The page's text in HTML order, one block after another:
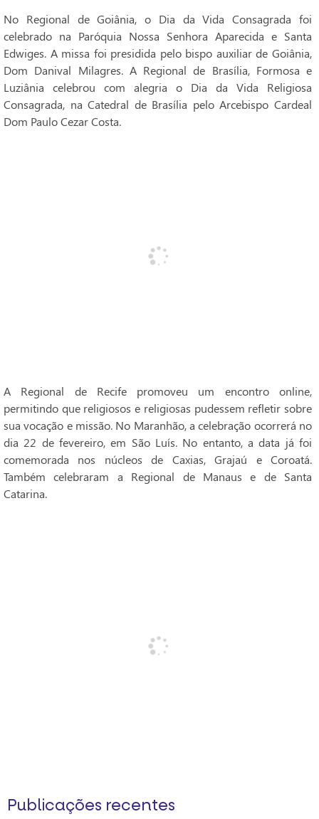
No Regional de Goiânia, o Dia da Vida Consagrada foi
celebrado na Paróquia Nossa Senhora Aparecida e Santa
Edwiges. A missa foi presidida pelo bispo auxiliar de Goiânia,
Dom Danival Milagres. A Regional de Brasília, Formosa e
Luziânia celebrou com alegria o Dia da Vida Religiosa
Consagrada, na Catedral de Brasília pelo Arcebispo Cardeal
Dom Paulo Cezar Costa.
A Regional de Recife promoveu um encontro online,
permitindo que religiosos e religiosas pudessem refletir sobre
sua vocação e missão. No Maranhão, a celebração ocorrerá no
dia 22 de fevereiro, em São Luís. No entanto, a data já foi
comemorada nos núcleos de Caxias, Grajaú e Coroatá.
Também celebraram a Regional de Manaus e de Santa
Catarina.
Publicações recentes